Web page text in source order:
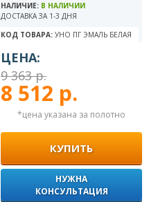
НАЛИЧИЕ: В НАЛИЧИИ
ДОСТАВКА ЗА 1-3 ДНЯ
КОД ТОВАРА: УНО ПГ ЭМАЛЬ БЕЛАЯ
ЦЕНА:
9 363 р.
8 512 р.
*цена указана за полотно
КУПИТЬ
НУЖНА
КОНСУЛЬТАЦИЯ